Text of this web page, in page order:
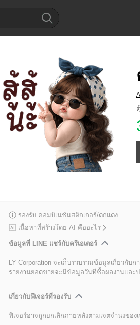
รองรับ คอมบิเนชันสติกเกอร์/ตกแต่ง
เนื้อหาที่สร้างโดย AI คืออะไร
ข้อมูลที่ LINE แชร์กับครีเอเตอร์
LY Corporation จะเก็บรวบรวมข้อมูลเกี่ยวกับ
รายงานยอดขายจะมีข้อมูลวันที่ซื้อผลงานและ
เกี่ยวกับฟีเจอร์ที่รองรับ
ฟีเจอร์อาจถูกยกเลิกภายหลังตามเจตจำนงของ